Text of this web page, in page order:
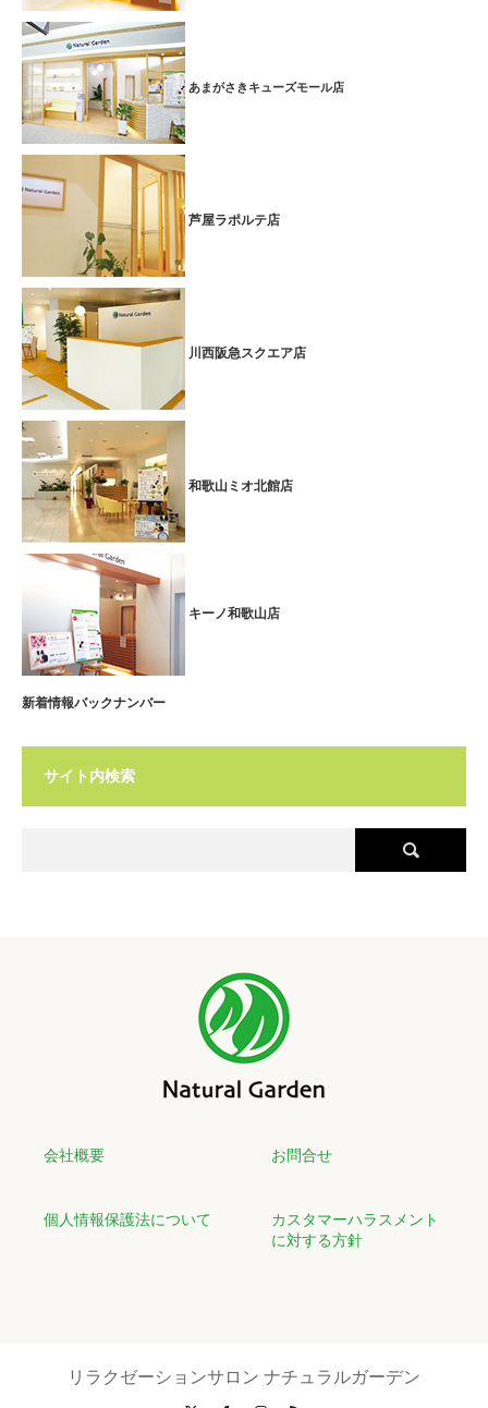
あまがさきキューズモール店
芦屋ラポルテ店
川西阪急スクエア店
和歌山ミオ北館店
キーノ和歌山店
新着情報バックナンバー
サイト内検索
会社概要 お問合せ
個人情報保護法について
カスタマーハラスメント
に対する方針
リラクゼーションサロン ナチュラルガーデン